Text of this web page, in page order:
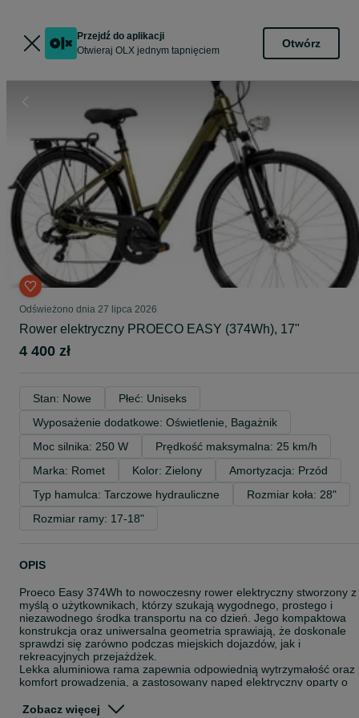
Przejdź do aplikacji
Otwieraj OLX jednym tapnięciem
Otwórz
Odświeżono dnia 27 lipca 2026
Rower elektryczny PROECO EASY (374Wh), 17"
4 400 zł
Stan: Nowe
Płeć: Uniseks
Wyposażenie dodatkowe: Oświetlenie, Bagażnik
Moc silnika: 250 W
Prędkość maksymalna: 25 km/h
Marka: Romet
Kolor: Zielony
Amortyzacja: Przód
Typ hamulca: Tarczowe hydrauliczne
Rozmiar koła: 28"
Rozmiar ramy: 17-18"
OPIS
Proeco Easy 374Wh to nowoczesny rower elektryczny stworzony z
myślą o użytkownikach, którzy szukają wygodnego, prostego i
niezawodnego środka transportu na co dzień. Jego kompaktowa
konstrukcja oraz uniwersalna geometria sprawiają, że doskonale
sprawdzi się zarówno podczas miejskich dojazdów, jak i
rekreacyjnych przejażdżek.
Lekka aluminiowa rama zapewnia odpowiednią wytrzymałość oraz
komfort prowadzenia, a zastosowany napęd elektryczny oparty o
ruszania spod świateł po pokonywanie wzniesień. Silnik
Zobacz więcej